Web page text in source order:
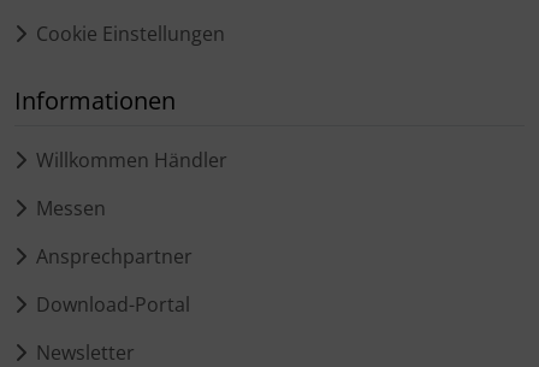
Cookie Einstellungen
Informationen
Willkommen Händler
Messen
Ansprechpartner
Download-Portal
Newsletter